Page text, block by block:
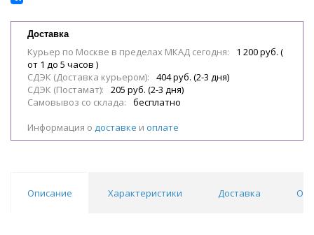
Доставка
Курьер по Москве в пределах МКАД сегодня:
1 200 руб. (
от 1 до 5 часов )
СДЭК (Доставка курьером):
404 руб. (2-3 дня)
СДЭК (Постамат):
205 руб. (2-3 дня)
Самовывоз со склада:
бесплатно
Информация о доставке и оплате
Описание Характеристики Доставка